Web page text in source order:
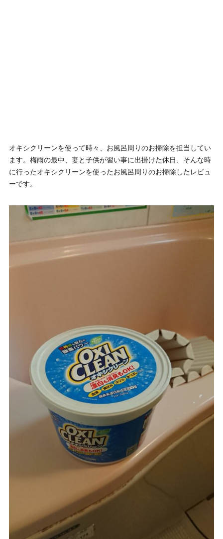
オキシクリーンを使って時々、お風呂周りのお掃除を担当してい
ます。梅雨の最中、妻と子供が習い事に出掛けた休日、そんな時
に行ったオキシクリーンを使ったお風呂周りのお掃除したレビュ
ーです。